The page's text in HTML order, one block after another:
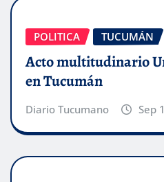
POLITICA TUCUMÁN
Acto multitudinario
en Tucumán
Diario Tucumano Sep